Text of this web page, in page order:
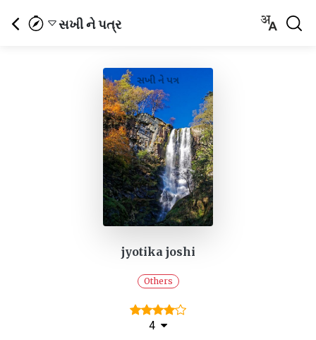
સખી ને પત્ર
jyotika joshi
Others
4